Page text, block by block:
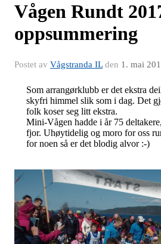
Vågen Rundt
oppsummering
Postet av Vågstranda ILden 1. mai
Som arrangørklubb er det ekstra
skyfri himmel slik som i dag. Det
folk koser seg litt ekstra.
Mini-Vågen hadde i år 75
fjor. Uhøytidelig og moro for oss
for noen så er det blodig alvor :-)